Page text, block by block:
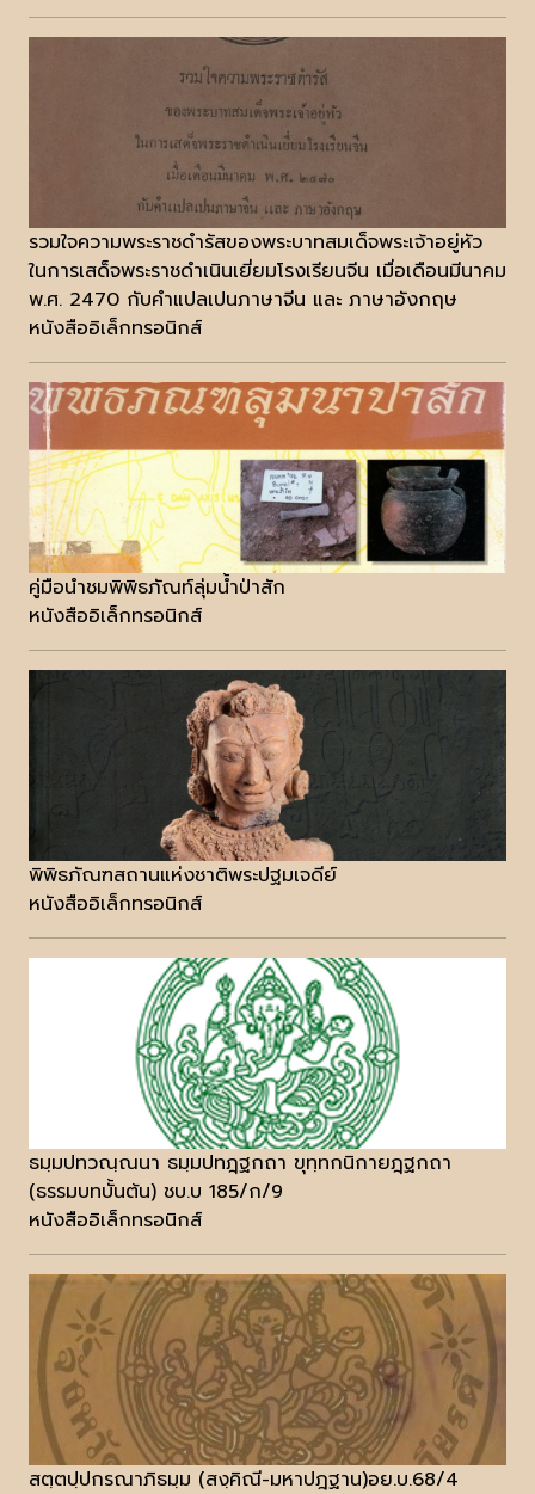
รวมใจความพระราชดำรัสของพระบาทสมเด็จพระเจ้าอยู่หัว
ในการเสด็จพระราชดำเนินเยี่ยมโรงเรียนจีน เมื่อเดือนมีนาคม
พ.ศ. 2470 กับคำแปลเปนภาษาจีน และ ภาษาอังกฤษ
หนังสืออิเล็กทรอนิกส์
คู่มือนำชมพิพิธภัณท์ลุ่มน้ำป่าสัก
หนังสืออิเล็กทรอนิกส์
พิพิธภัณฑสถานแห่งชาติพระปฐมเจดีย์
หนังสืออิเล็กทรอนิกส์
ธมฺมปทวณฺณนา ธมฺมปทฎฺฐกถา ขุทฺทกนิกายฎฺฐกถา
(ธรรมบทบั้นต้น) ชบ.บ 185/ก/9
หนังสืออิเล็กทรอนิกส์
สตฺตปฺปกรณาภิธมฺม (สงฺคิณี-มหาปฎฐาน)อย.บ.68/4